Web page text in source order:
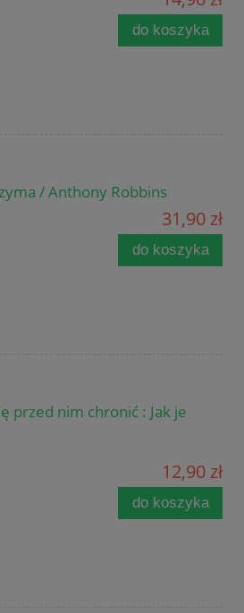
do koszyka
/ Anthony Robbins
31,90 zł
do koszyka
przed nim chronić : Jak je
12,90 zł
do koszyka